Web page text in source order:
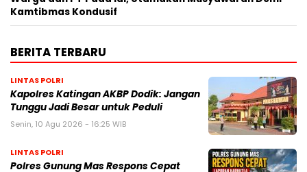
Kamtibmas Kondusif
BERITA TERBARU
LINTAS POLRI
Kapolres Katingan AKBP Dodik: Jangan
Tunggu Jadi Besar untuk Peduli
Senin, 10 Agu 2026 - 16:25 WIB
LINTAS POLRI
Polres Gunung Mas Respons Cepat